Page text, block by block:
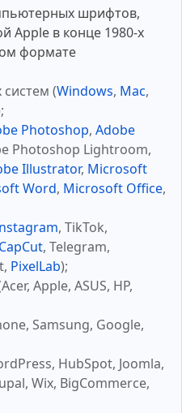
шрифтов,
Apple в конце 1980-х
формате
(Windows, Mac,
Photoshop, Adobe
Photoshop Lightroom,
Illustrator, Microsoft
Word, Microsoft Office,
, TikTok,
CapCut, Telegram,
PixelLab);
Apple, ASUS, HP,
Samsung, Google,
HubSpot, Joomla,
Wix, BigCommerce,